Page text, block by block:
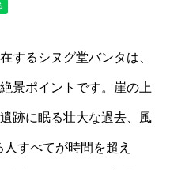
するシヌグ堂バンタは、
景ポイントです。崖の上
跡に眠る壮大な過去、風
すべてが時間を超え